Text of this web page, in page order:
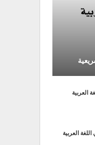
العربية
العربية